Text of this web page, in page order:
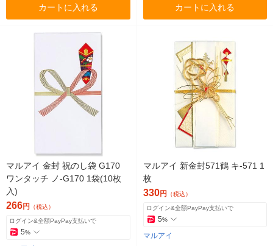
カートに入れる カートに入れる
マルアイ 金封 祝のし袋 G170
ワンタッチ ノ-G170 1袋(10枚
入)
266円 （税込）
ログイン&全額PayPay支払いで
5%
マルアイ 新金封571鶴 キ-571 1
枚
330円 （税込）
ログイン&全額PayPay支払いで
5%
マルアイ